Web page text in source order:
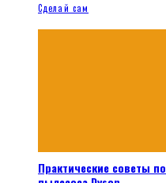
Сделай сам
Практические советы